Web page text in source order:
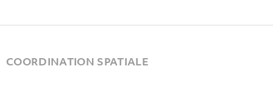
COORDINATION SPATIALE